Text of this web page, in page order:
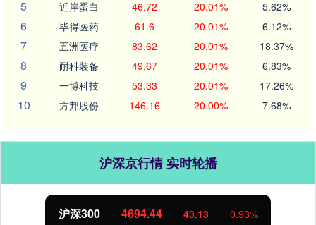
5 近岸蛋白 46.72 20.01% 5.62%
6 毕得医药 61.6 20.01% 6.12%
7 五洲医疗 83.62 20.01% 18.37%
8 耐科装备 49.67 20.01% 6.83%
9 一博科技 53.33 20.01% 17.26%
10 方邦股份 146.16 20.00% 7.68%
沪深京行情 实时轮播
北证50 1134.24 11.37 1.01%